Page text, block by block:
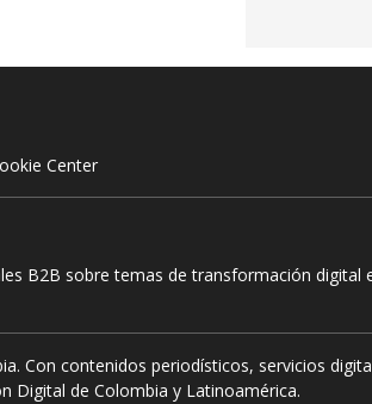
Center
B2B sobre temas de transformación digital
Con contenidos periodísticos, servicios
Digital de Colombia y Latinoamérica.